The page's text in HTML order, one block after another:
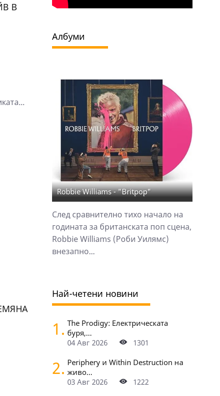
В
Албуми
Robbie Williams - "Britpop"
След сравнително тихо начало на
годината за британската поп сцена,
Robbie Williams (Роби Уилямс)
внезапно...
Най-четени новини
1. The Prodigy: Електрическата
буря,...
04 Авг 2026
1301
2. Periphery и Within Destruction на
живо...
03 Авг 2026
1222